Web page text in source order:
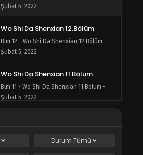
Şubat 5, 2022
Wo Shi Da Shenxian 12.Bölüm
Blm 12 - Wo Shi Da Shenxian 12.Bölüm -
Şubat 5, 2022
Wo Shi Da Shenxian 11.Bölüm
Blm 11 - Wo Shi Da Shenxian 11.Bölüm -
Şubat 5, 2022
Şubat 5, 2022
DurumTümü